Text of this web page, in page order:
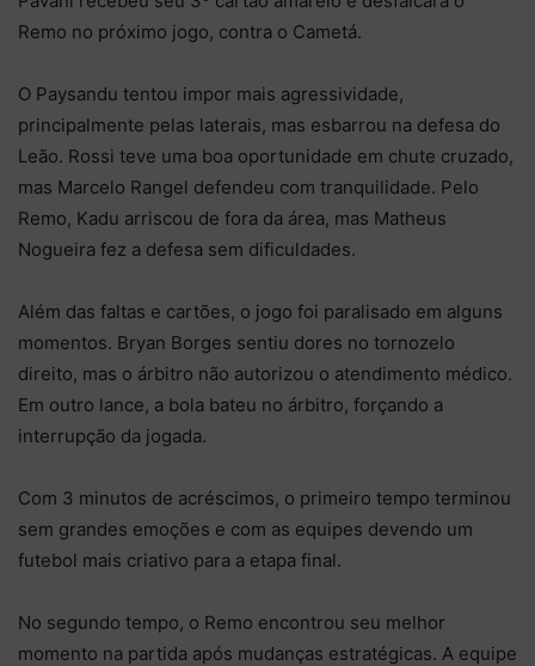
Remo no próximo jogo, contra o Cametá.
O Paysandu tentou impor mais agressividade,
principalmente pelas laterais, mas esbarrou na defesa do
Leão. Rossi teve uma boa oportunidade em chute cruzado,
mas Marcelo Rangel defendeu com tranquilidade. Pelo
Remo, Kadu arriscou de fora da área, mas Matheus
Nogueira fez a defesa sem dificuldades.
Além das faltas e cartões, o jogo foi paralisado em alguns
momentos. Bryan Borges sentiu dores no tornozelo
direito, mas o árbitro não autorizou o atendimento médico.
Em outro lance, a bola bateu no árbitro, forçando a
interrupção da jogada.
Com 3 minutos de acréscimos, o primeiro tempo terminou
sem grandes emoções e com as equipes devendo um
futebol mais criativo para a etapa final.
No segundo tempo, o Remo encontrou seu melhor
momento na partida após mudanças estratégicas. A equipe